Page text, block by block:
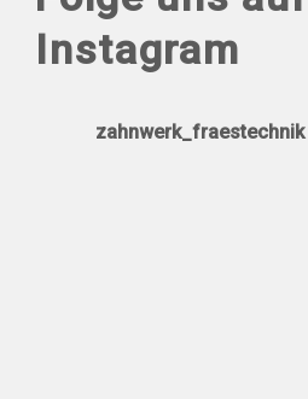
Instagram
zahnwerk_fraestechnik